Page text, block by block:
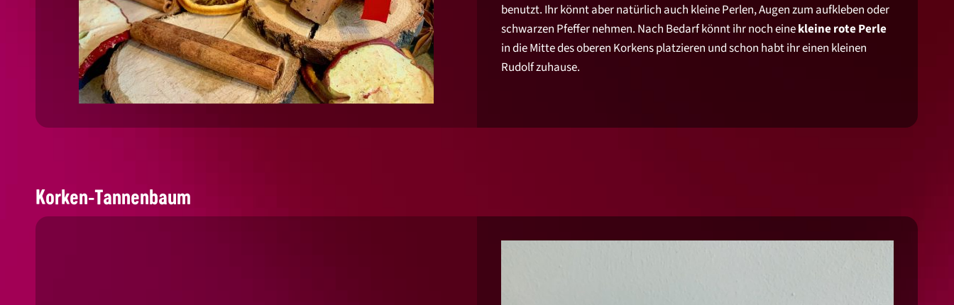
benutzt. Ihr könnt aber natürlich auch kleine Perlen, Augen zum aufkleben oder
schwarzen Pfeffer nehmen. Nach Bedarf könnt ihr noch einekleine rote Perle
in die Mitte des oberen Korkens platzieren und schon habt ihr einen kleinen
Rudolf zuhause.
Korken-Tannenbaum